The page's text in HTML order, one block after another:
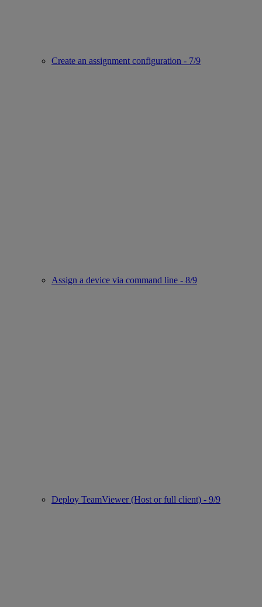
Create an assignment configuration - 7/9
Assign a device via command line - 8/9
Deploy TeamViewer (Host or full client) - 9/9